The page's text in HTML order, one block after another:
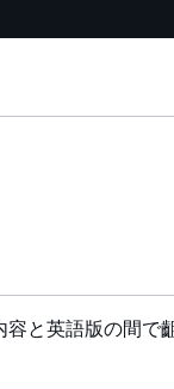
と英語版の間で